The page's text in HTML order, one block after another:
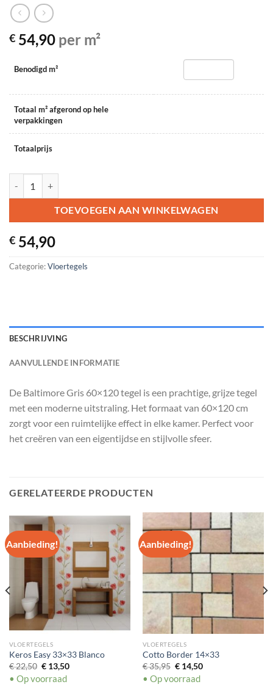
€ 54,90 per m²
Benodigd m²
Totaal m² afgerond op hele
verpakkingen
Totaalprijs
TOEVOEGEN AAN WINKELWAGEN
€ 54,90
Categorie:Vloertegels
BESCHRIJVING
AANVULLENDE INFORMATIE
De Baltimore Gris 60×120 tegel is een prachtige, grijze tegel
met een moderne uitstraling. Het formaat van 60×120 cm
zorgt voor een ruimtelijke effect in elke kamer. Perfect voor
het creëren van een eigentijdse en stijlvolle sfeer.
GERELATEERDE PRODUCTEN
Aanbieding!
VLOERTEGELS
Keros Easy 33×33 Blanco
€22,50 Oorspronkelijke
was:
€13,50Huidige
• Op voorraad
Aanbieding!
VLOERTEGELS
Cotto Border 14×33
€35,95 Oorspronkelijke
was:
€14,50Huidige
• Op voorraad